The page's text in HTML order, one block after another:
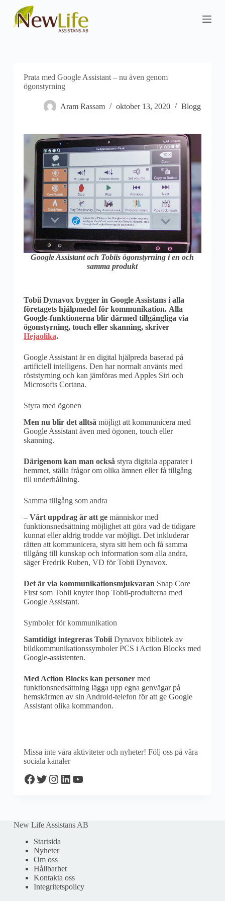
Prata med Google Assistant – nu även genom
ögonstyrning
Aram Rassam oktober 13, 2020 Blogg
Google Assistant och Tobiis ögonstyrning i en och
samma produkt
Tobii Dynavox bygger in Google Assistans i alla
företagets hjälpmedel för kommunikation. Alla
Google-funktionerna blir därmed tillgängliga via
ögonstyrning, touch eller skanning, skriver
Hejaolika.
Google Assistant är en digital hjälpreda baserad på
artificiell intelligens. Den har normalt använts med
röststyrning och kan jämföras med Apples Siri och
Microsofts Cortana.
Styra med ögonen
Men nu blir det alltså möjligt att kommunicera med
Google Assistant även med ögonen, touch eller
skanning.
Därigenom kan man också styra digitala apparater i
hemmet, ställa frågor om olika ämnen eller få tillgång
till underhållning.
Samma tillgång som andra
– Vårt uppdrag är att gemänniskor med
funktionsnedsättning möjlighet att göra vad de tidigare
kunnat eller aldrig trodde var möjligt. Det inkluderar
rätten att kommunicera, styra sitt hem och få samma
tillgång till kunskap och information som alla andra,
säger Fredrik Ruben, VD för Tobii Dynavox.
Det är via kommunikationsmjukvaran Snap Core
First som Tobii knyter ihop Tobii-produlterna med
Google Assistant.
Symboler för kommunikation
Samtidigt integreras TobiiDynavox bibliotek av
bildkommunikationssymboler PCS i Action Blocks med
Google-assistenten.
Med Action Blocks kan personermed
funktionsnedsättning lägga upp egna genvägar på
hemskärmen av sin Android-telefon för att ge Google
Assistant olika kommandon.
Missa inte våra aktiviteter och nyheter! Följ oss på våra
sociala kanaler
Facebook
Twitter
Instagram
LinkedIn
YouTube
New Life Assistans AB
Startsida
Nyheter
Om oss
Hållbarhet
Kontakta oss
Integritetspolicy